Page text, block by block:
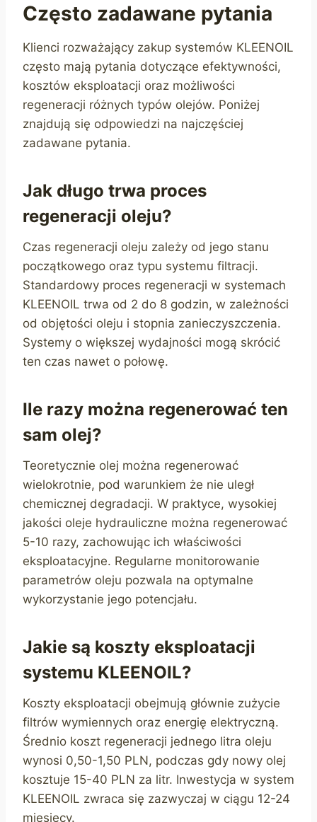
Często zadawane pytania
Klienci rozważający zakup systemów KLEENOIL
często mają pytania dotyczące efektywności,
kosztów eksploatacji oraz możliwości
regeneracji różnych typów olejów. Poniżej
znajdują się odpowiedzi na najczęściej
zadawane pytania.
Jak długo trwa proces
regeneracji oleju?
Czas regeneracji oleju zależy od jego stanu
początkowego oraz typu systemu filtracji.
Standardowy proces regeneracji w systemach
KLEENOIL trwa od 2 do 8 godzin, w zależności
od objętości oleju i stopnia zanieczyszczenia.
Systemy o większej wydajności mogą skrócić
ten czas nawet o połowę.
Ile razy można regenerować ten
sam olej?
Teoretycznie olej można regenerować
wielokrotnie, pod warunkiem że nie uległ
chemicznej degradacji. W praktyce, wysokiej
jakości oleje hydrauliczne można regenerować
5-10 razy, zachowując ich właściwości
eksploatacyjne. Regularne monitorowanie
parametrów oleju pozwala na optymalne
wykorzystanie jego potencjału.
Jakie są koszty eksploatacji
systemu KLEENOIL?
Koszty eksploatacji obejmują głównie zużycie
filtrów wymiennych oraz energię elektryczną.
Średnio koszt regeneracji jednego litra oleju
wynosi 0,50-1,50 PLN, podczas gdy nowy olej
kosztuje 15-40 PLN za litr. Inwestycja w system
KLEENOIL zwraca się zazwyczaj w ciągu 12-24
miesięcy.